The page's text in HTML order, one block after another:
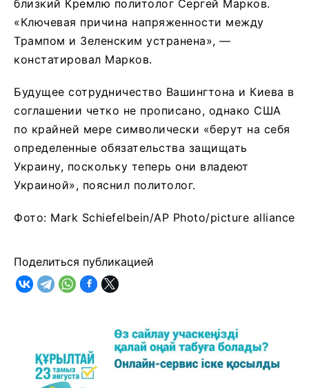
близкий Кремлю политолог Сергей Марков.
«Ключевая причина напряженности между
Трампом и Зеленским устранена», —
констатировал Марков.
Будущее сотрудничество Вашингтона и Киева в
соглашении четко не прописано, однако США
по крайней мере символически «берут на себя
определенные обязательства защищать
Украину, поскольку теперь они владеют
Украиной», пояснил политолог.
Фото: Mark Schiefelbein/AP Photo/picture alliance
Поделиться публикацией